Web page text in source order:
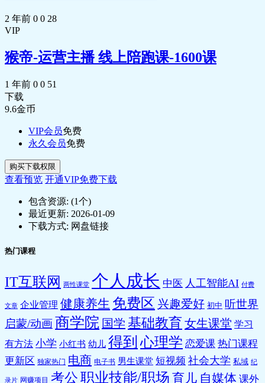
2 年前 0 0 28
VIP
猴帝-运营主播 线上陪跑课-1600课
1 年前 0 0 51
下载
9.6金币
VIP会员免费
永久会员免费
购买下载权限
查看预览 开通VIP免费下载
包含资源: (1个)
最近更新: 2026-01-09
下载方式: 网盘链接
热门课程
IT互联网 两性课堂 个人成长 中医 人工智能AI 付费
文章 企业管理 健康养生 免费区 兴趣爱好 初中 听世界
启蒙/动画商学院 国学 基础教育 女生课堂 学习
有方法 小学 小红书 幼儿 得到 心理学 恋爱课 热门课程
更新区 独家热门 电商 电子书 男生课堂 短视频 社会大学 私域 纪
录片 网赚项目 考公 职业技能/职场 育儿 自媒体 课外